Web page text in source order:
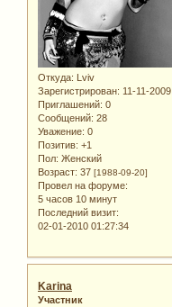
Откуда: Lviv
Зарегистрирован: 11-11-2009
Приглашений: 0
Сообщений: 28
Уважение: 0
Позитив: +1
Пол: Женский
Возраст: 37 [1988-09-20]
Провел на форуме:
5 часов 10 минут
Последний визит:
02-01-2010 01:27:34
Karina
Участник